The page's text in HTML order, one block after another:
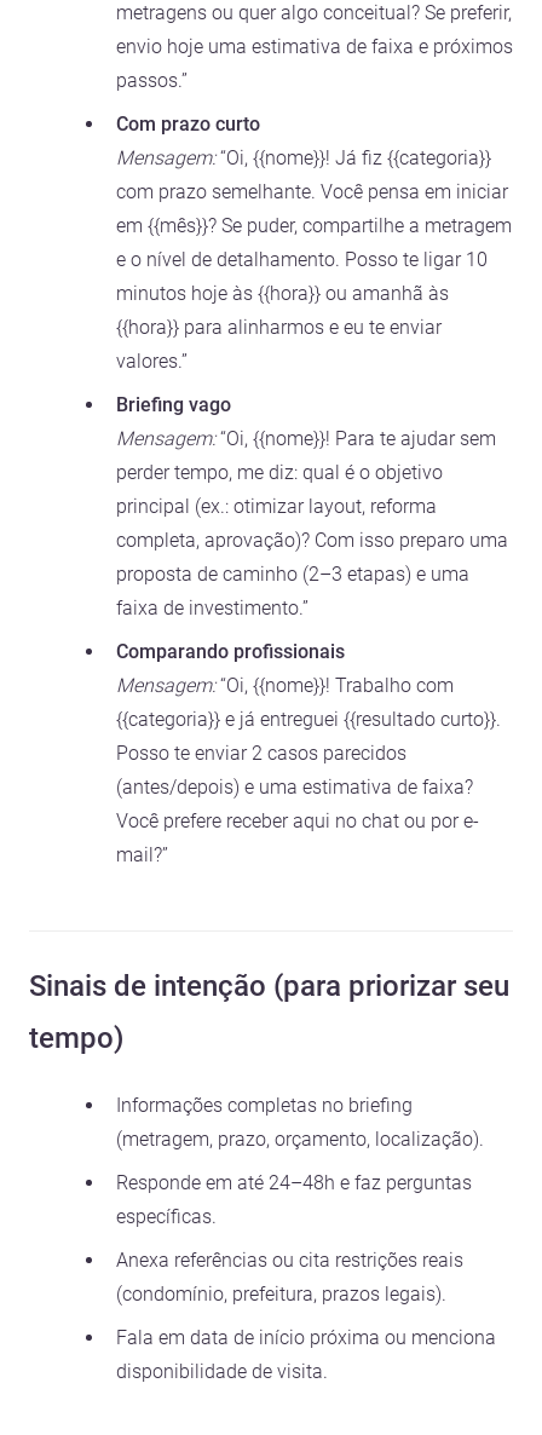
metragens ou quer algo conceitual? Se preferir,
envio hoje uma estimativa de faixa e próximos
passos.”
Com prazo curto
Mensagem:“Oi, {{nome}}! Já fiz {{categoria}}
com prazo semelhante. Você pensa em iniciar
em {{mês}}? Se puder, compartilhe a metragem
e o nível de detalhamento. Posso te ligar 10
minutos hoje às {{hora}} ou amanhã às
{{hora}} para alinharmos e eu te enviar
valores.”
Briefing vago
Mensagem:“Oi, {{nome}}! Para te ajudar sem
perder tempo, me diz: qual é o objetivo
principal (ex.: otimizar layout, reforma
completa, aprovação)? Com isso preparo uma
proposta de caminho (2–3 etapas) e uma
faixa de investimento.”
Comparando profissionais
Mensagem:“Oi, {{nome}}! Trabalho com
{{categoria}} e já entreguei {{resultado curto}}.
Posso te enviar 2 casos parecidos
(antes/depois) e uma estimativa de faixa?
Você prefere receber aqui no chat ou por e-
mail?”
Sinais de intenção (para priorizar seu
tempo)
Informações completas no briefing
(metragem, prazo, orçamento, localização).
Responde em até 24–48h e faz perguntas
específicas.
Anexa referências ou cita restrições reais
(condomínio, prefeitura, prazos legais).
Fala em data de início próxima ou menciona
disponibilidade de visita.